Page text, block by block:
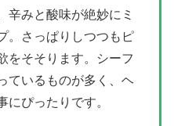
辛みと酸味が絶妙にミ
。さっぱりしつつもピ
をそそります。シーフ
ているものが多く、ヘ
にぴったりです。